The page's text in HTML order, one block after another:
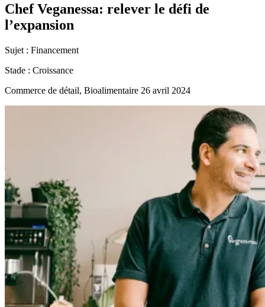
Chef Veganessa: relever le défi de
l’expansion
Sujet : Financement
Stade : Croissance
Commerce de détail, Bioalimentaire 26 avril 2024